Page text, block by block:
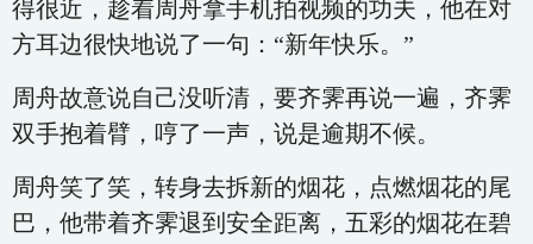
得很近，趁着周舟拿手机拍视频的功夫，他在对
方耳边很快地说了一句：“新年快乐。”
周舟故意说自己没听清，要齐霁再说一遍，齐霁
双手抱着臂，哼了一声，说是逾期不候。
周舟笑了笑，转身去拆新的烟花，点燃烟花的尾
巴，他带着齐霁退到安全距离，五彩的烟花在碧